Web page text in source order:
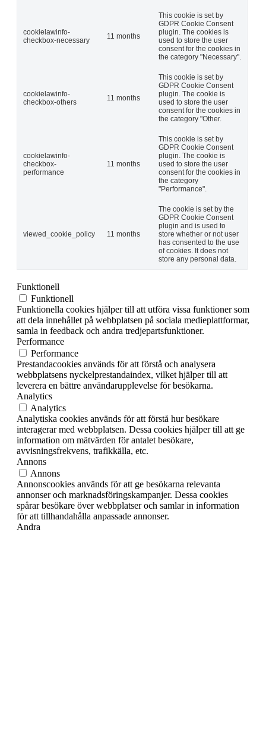
cookielawinfo-
checkbox-necessary
11 months
This cookie is set by
GDPR Cookie Consent
plugin. The cookies is
used to store the user
consent for the cookies in
the category "Necessary".
cookielawinfo-
checkbox-others
11 months
This cookie is set by
GDPR Cookie Consent
plugin. The cookie is
used to store the user
consent for the cookies in
the category "Other.
cookielawinfo-
checkbox-
performance
11 months
This cookie is set by
GDPR Cookie Consent
plugin. The cookie is
used to store the user
consent for the cookies in
the category
"Performance".
viewed_cookie_policy 11 months
The cookie is set by the
GDPR Cookie Consent
plugin and is used to
store whether or not user
has consented to the use
of cookies. It does not
store any personal data.
Funktionell
Funktionell
Funktionella cookies hjälper till att utföra vissa funktioner som
att dela innehållet på webbplatsen på sociala medieplattformar,
samla in feedback och andra tredjepartsfunktioner.
Performance
Performance
Prestandacookies används för att förstå och analysera
webbplatsens nyckelprestandaindex, vilket hjälper till att
leverera en bättre användarupplevelse för besökarna.
Analytics
Analytics
Analytiska cookies används för att förstå hur besökare
interagerar med webbplatsen. Dessa cookies hjälper till att ge
information om mätvärden för antalet besökare,
avvisningsfrekvens, trafikkälla, etc.
Annons
Annons
Annonscookies används för att ge besökarna relevanta
annonser och marknadsföringskampanjer. Dessa cookies
spårar besökare över webbplatser och samlar in information
för att tillhandahålla anpassade annonser.
Andra